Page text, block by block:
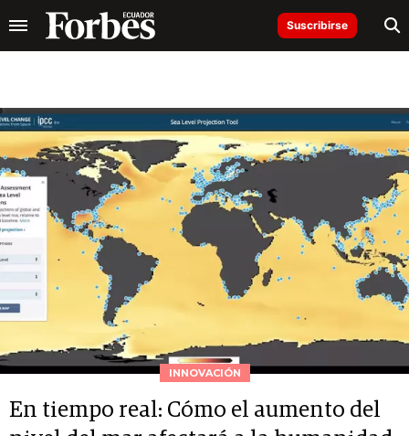
Suscribirse
INNOVACIÓN
En tiempo real: Cómo el aumento del